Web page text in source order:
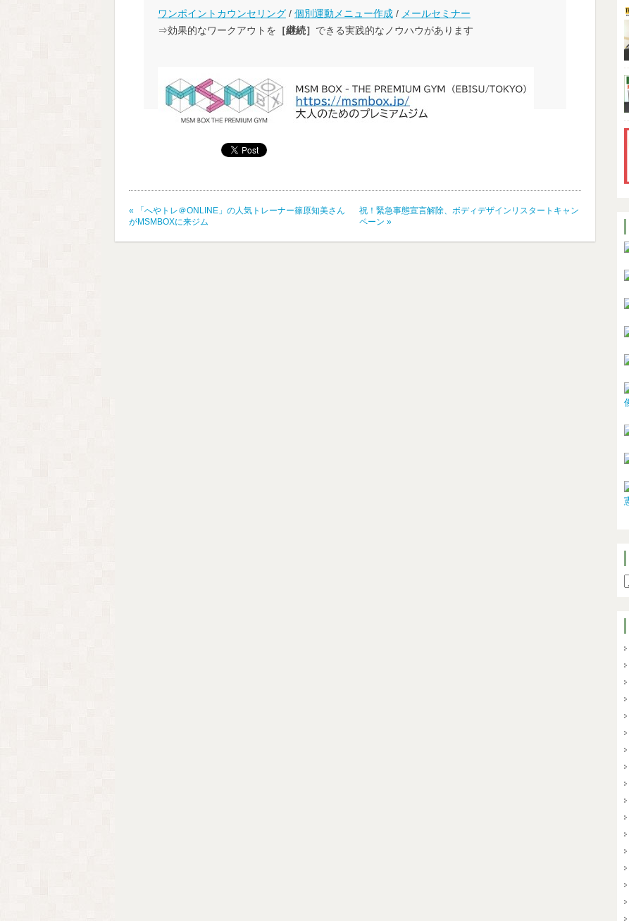
ワンポイントカウンセリング/ 個別運動メニュー作成/ メールセミナー
⇒効果的なワークアウトを ［継続］ できる実践的なノウハウがあります
« 「へやトレ＠ONLINE」の人気トレーナー篠原知美さん
がMSMBOXに来ジム
祝！緊急事態宣言解除、ボディデザインリスタートキャン
ペーン»